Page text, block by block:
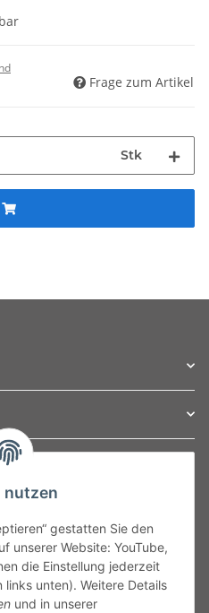
Frage zum Artikel
Stk
nutzen
gestatten Sie den
unserer Website: YouTube,
die Einstellung jederzeit
unten). Weitere Details
und in unserer